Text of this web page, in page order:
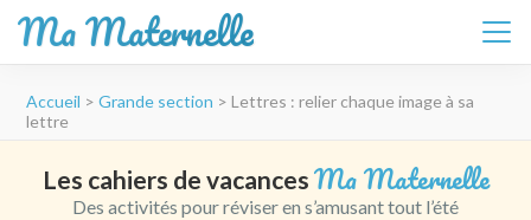
Ma Maternelle
contenu
Entrée)
Accueil > Grande section > Lettres : relier chaque image à sa
lettre
Les cahiers de vacances Ma Maternelle
Des activités pour réviser en s’amusant tout l’été